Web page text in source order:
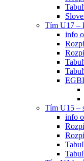
Tím U17 –
info
Tím U15 –
info